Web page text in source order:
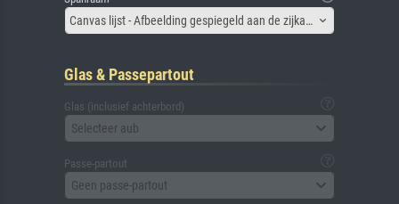
Canvas lijst - Afbeelding gespiegeld aan de zijkant
Glas & Passepartout
Glas (inclusief achterbord)
Selecteer aub
Passe-partout
Geen passe-partout